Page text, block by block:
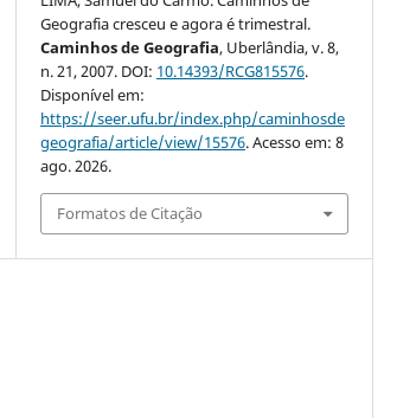
Geografia cresceu e agora é trimestral.
Caminhos de Geografia, Uberlândia, v. 8,
n. 21, 2007. DOI: 10.14393/RCG815576.
Disponível em:
https://seer.ufu.br/index.php/caminhosde
geografia/article/view/15576. Acesso em: 8
ago. 2026.
Formatos de Citação